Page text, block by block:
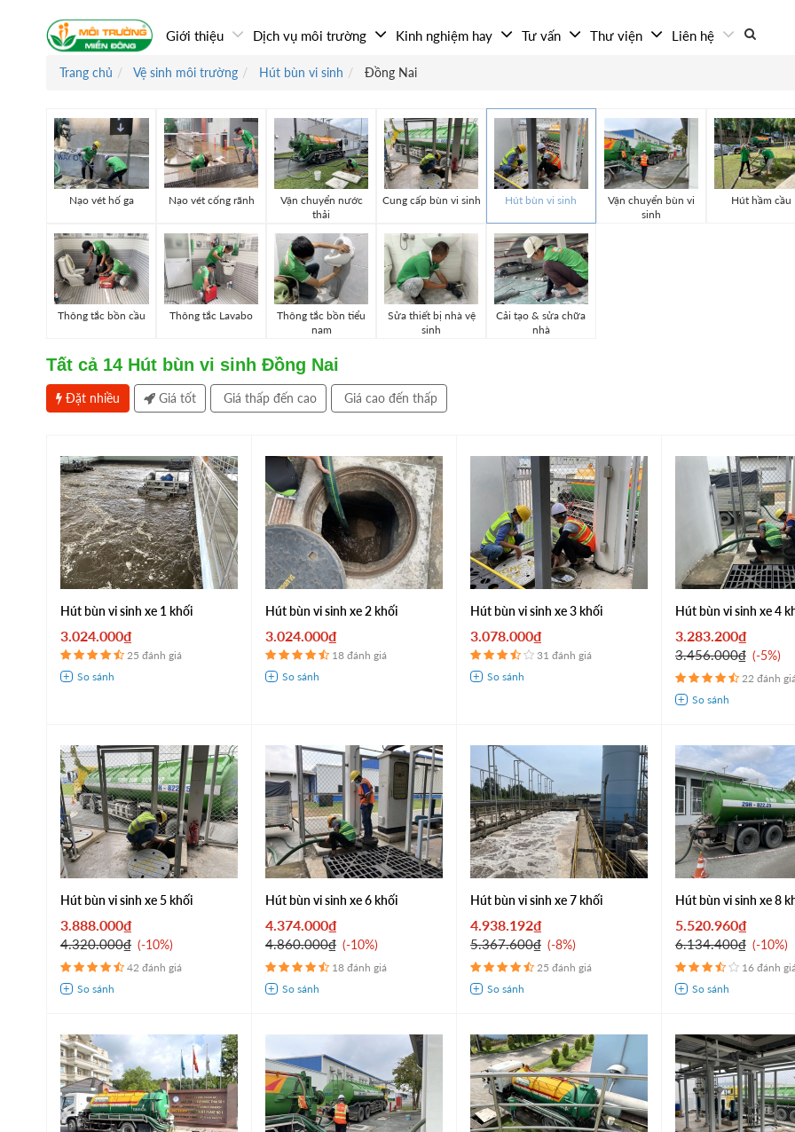
Giới thiệu Dịch vụ môi trường Kinh nghiệm hay Tư vấn Thư viện Liên hệ
Trang chủ Vệ sinh môi trường Hút bùn vi sinh Đồng Nai
Nạo vét hố ga Nạo vét cống rãnh
Vận chuyển nước
thải
Cung cấp bùn vi sinh Hút bùn vi sinh
Vận chuyển bùn vi
sinh
Hút hầm cầu
Thông tắc bồn cầu Thông tắc Lavabo
Thông tắc bồn tiểu
nam
Sửa thiết bị nhà vệ
sinh
Cải tạo & sửa chữa
nhà
Tất cả 14 Hút bùn vi sinh Đồng Nai
Đặt nhiều Giá tốt Giá thấp đến cao Giá cao đến thấp
Hút bùn vi sinh xe 1 khối
3.024.000₫
25 đánh giá
Hút bùn vi sinh xe 2 khối
3.024.000₫
18 đánh giá
Hút bùn vi sinh xe 3 khối
3.078.000₫
31 đánh giá
Hút bùn vi sinh xe 4
3.283.200₫
3.456.000₫ -5%
22 đánh
Hút bùn vi sinh xe 5 khối
3.888.000₫
4.320.000₫ -10%
42 đánh giá
Hút bùn vi sinh xe 6 khối
4.374.000₫
4.860.000₫ -10%
18 đánh giá
Hút bùn vi sinh xe 7 khối
4.938.192₫
5.367.600₫ -8%
25 đánh giá
Hút bùn vi sinh xe 8
5.520.960₫
6.134.400₫ -10%
16 đánh